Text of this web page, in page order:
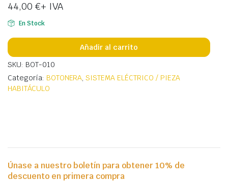
44,00 €+ IVA
En Stock
Añadir al carrito
SKU: BOT-010
Categoría: BOTONERA,SISTEMA ELÉCTRICO / PIEZA
HABITÁCULO
Únase a nuestro boletín para obtener 10% de
descuento en primera compra